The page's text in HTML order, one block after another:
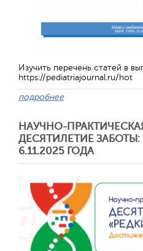
Изучить перечень статей в
https://pediatriajournal.ru/hot
подробнее
НАУЧНО-
ДЕСЯТИЛЕТИЕ ЗАБОТЫ:
6.11.2025 ГОДА